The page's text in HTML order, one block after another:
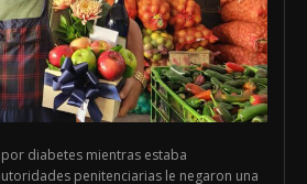
diabetes mientras estaba
penitenciarias le negaron una